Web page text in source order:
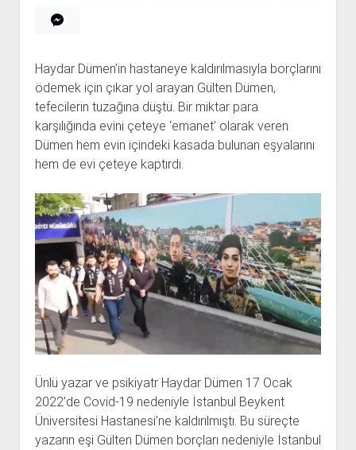
Haydar Dümen’in hastaneye kaldırılmasıyla borçlarını
ödemek için çıkar yol arayan Gülten Dümen,
tefecilerin tuzağına düştü. Bir miktar para
karşılığında evini çeteye ‘emanet’ olarak veren
Dümen hem evin içindeki kasada bulunan eşyalarını
hem de evi çeteye kaptırdı.
Ünlü yazar ve psikiyatr Haydar Dümen 17 Ocak
2022’de Covid-19 nedeniyle İstanbul Beykent
Üniversitesi Hastanesi’ne kaldırılmıştı. Bu süreçte
yazarın eşi Gülten Dümen borçları nedeniyle İstanbul